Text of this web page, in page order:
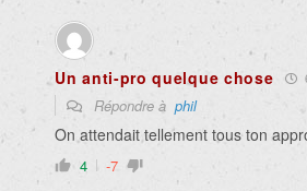
Un anti-pro quelque chose
Répondre à phil
On attendait tellement tous ton
4 -7